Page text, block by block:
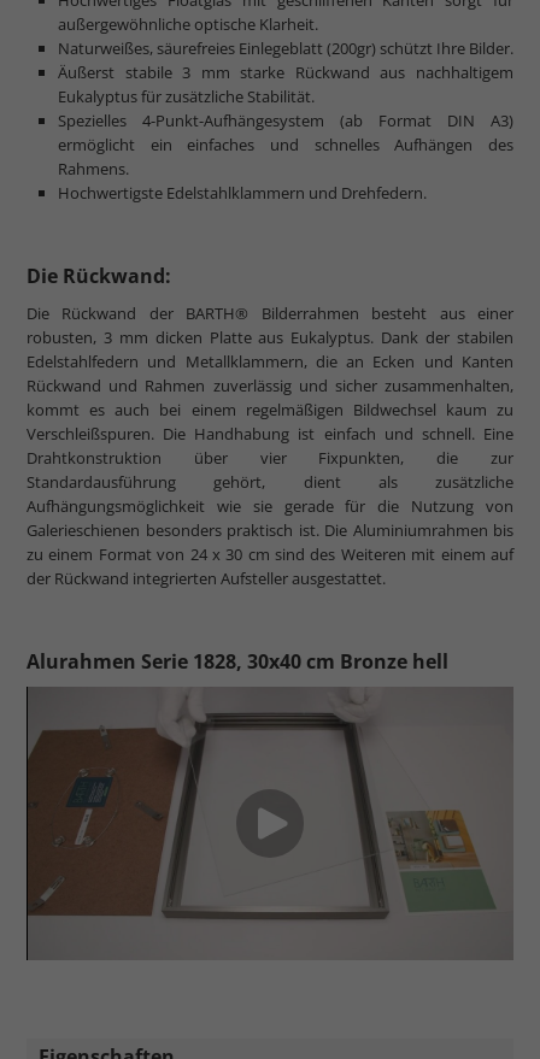
außergewöhnliche optische Klarheit.
Naturweißes, säurefreies Einlegeblatt (200gr) schützt Ihre Bilder.
Äußerst stabile 3 mm starke Rückwand aus nachhaltigem
Eukalyptus für zusätzliche Stabilität.
Spezielles 4-Punkt-Aufhängesystem (ab Format DIN A3)
ermöglicht ein einfaches und schnelles Aufhängen des
Rahmens.
Hochwertigste Edelstahlklammern und Drehfedern.
Die Rückwand:
Die Rückwand der BARTH® Bilderrahmen besteht aus einer
robusten, 3 mm dicken Platte aus Eukalyptus. Dank der stabilen
Edelstahlfedern und Metallklammern, die an Ecken und Kanten
Rückwand und Rahmen zuverlässig und sicher zusammenhalten,
kommt es auch bei einem regelmäßigen Bildwechsel kaum zu
Verschleißspuren. Die Handhabung ist einfach und schnell. Eine
Drahtkonstruktion über vier Fixpunkten, die zur
Standardausführung gehört, dient als zusätzliche
Aufhängungsmöglichkeit wie sie gerade für die Nutzung von
Galerieschienen besonders praktisch ist. Die Aluminiumrahmen bis
zu einem Format von 24 x 30 cm sind des Weiteren mit einem auf
der Rückwand integrierten Aufsteller ausgestattet.
Alurahmen Serie 1828, 30x40 cm Bronze hell